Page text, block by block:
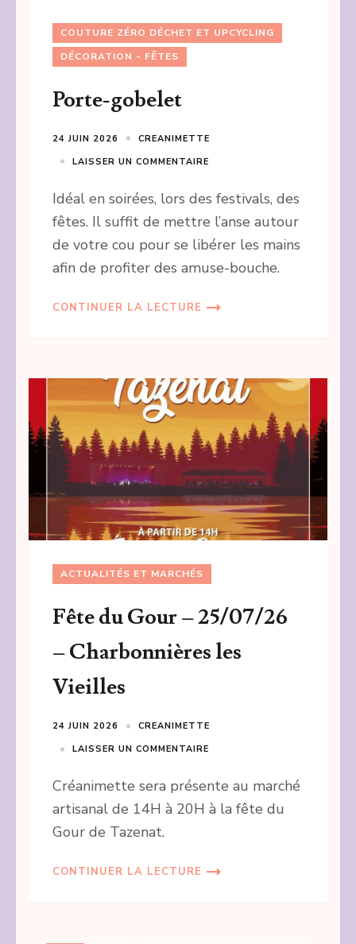
COUTURE ZÉRO DÉCHET ET UPCYCLING
DÉCORATION - FÊTES
Porte-gobelet
24 JUIN 2026
CREANIMETTE
LAISSER UN COMMENTAIRE
Idéal en soirées, lors des festivals, des
fêtes. Il suffit de mettre l’anse autour
de votre cou pour se libérer les mains
afin de profiter des amuse-bouche.
CONTINUER LA LECTURE
ACTUALITÉS ET MARCHÉS
Fête du Gour – 25/07/26
– Charbonnières les
Vieilles
24 JUIN 2026
CREANIMETTE
LAISSER UN COMMENTAIRE
Créanimette sera présente au marché
artisanal de 14H à 20H à la fête du
Gour de Tazenat.
CONTINUER LA LECTURE